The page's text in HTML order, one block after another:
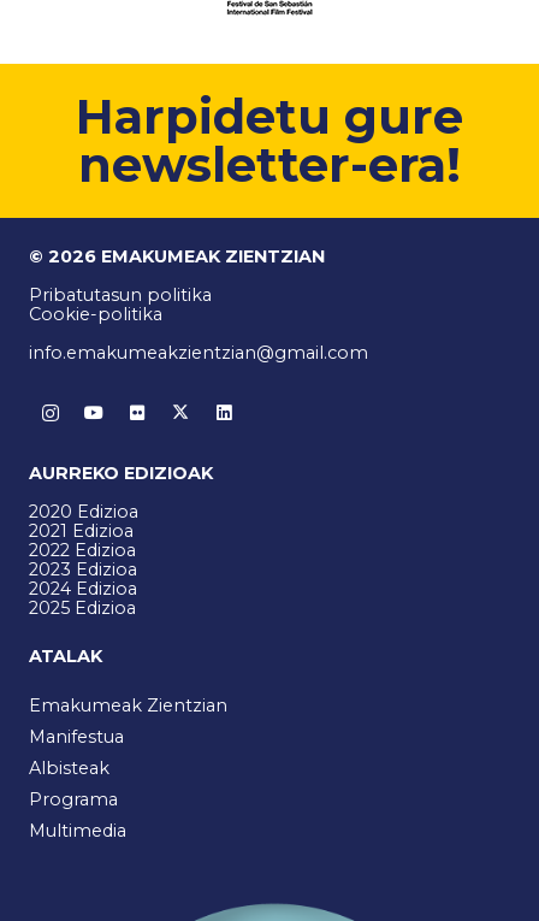
Harpidetu gure
newsletter-era!
© 2026 EMAKUMEAK ZIENTZIAN
Pribatutasun politika
Cookie-politika
info.emakumeakzientzian@gmail.com
AURREKO EDIZIOAK
2020 Edizioa
2021 Edizioa
2022 Edizioa
2023 Edizioa
2024 Edizioa
2025 Edizioa
ATALAK
Emakumeak Zientzian
Manifestua
Albisteak
Programa
Multimedia